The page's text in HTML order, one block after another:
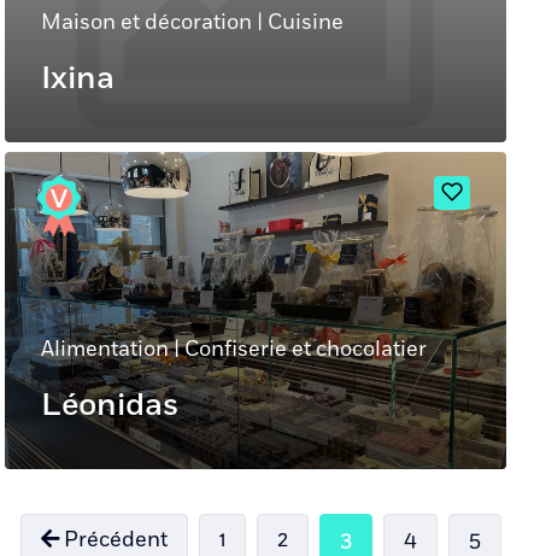
Maison et décoration | Cuisine
Ixina
Alimentation|Confiserie et chocolatier
Léonidas
Précédent 1 2 3 4 5